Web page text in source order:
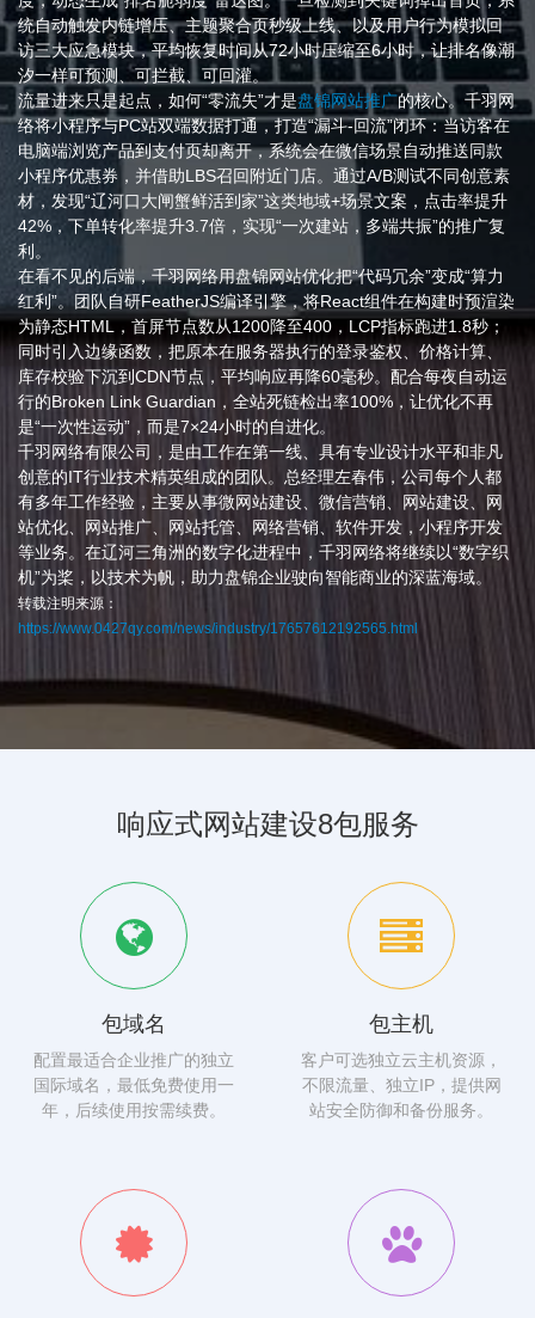
统自动触发内链增压、主题聚合页秒级上线、以及用户行为模拟回
访三大应急模块，平均恢复时间从72小时压缩至6小时，让排名像潮
汐一样可预测、可拦截、可回灌。
流量进来只是起点，如何“零流失”才是盘锦网站推广的核心。千羽网
络将小程序与PC站双端数据打通，打造“漏斗-回流”闭环：当访客在
电脑端浏览产品到支付页却离开，系统会在微信场景自动推送同款
小程序优惠券，并借助LBS召回附近门店。通过A/B测试不同创意素
材，发现“辽河口大闸蟹鲜活到家”这类地域+场景文案，点击率提升
42%，下单转化率提升3.7倍，实现“一次建站，多端共振”的推广复
利。
在看不见的后端，千羽网络用盘锦网站优化把“代码冗余”变成“算力
红利”。团队自研FeatherJS编译引擎，将React组件在构建时预渲染
为静态HTML，首屏节点数从1200降至400，LCP指标跑进1.8秒；
同时引入边缘函数，把原本在服务器执行的登录鉴权、价格计算、
库存校验下沉到CDN节点，平均响应再降60毫秒。配合每夜自动运
行的Broken Link Guardian，全站死链检出率100%，让优化不再
是“一次性运动”，而是7×24小时的自进化。
千羽网络有限公司，是由工作在第一线、具有专业设计水平和非凡
创意的IT行业技术精英组成的团队。总经理左春伟，公司每个人都
有多年工作经验，主要从事微网站建设、微信营销、网站建设、网
站优化、网站推广、网站托管、网络营销、软件开发，小程序开发
等业务。在辽河三角洲的数字化进程中，千羽网络将继续以“数字织
机”为桨，以技术为帆，助力盘锦企业驶向智能商业的深蓝海域。
转载注明来源：
https://www.0427qy.com/news/industry/17657612192565.html
响应式网站建设8包服务
包域名
配置最适合企业推广的独立
国际域名，最低免费使用一
年，后续使用按需续费。
包主机
客户可选独立云主机资源，
不限流量、独立IP，提供网
站安全防御和备份服务。